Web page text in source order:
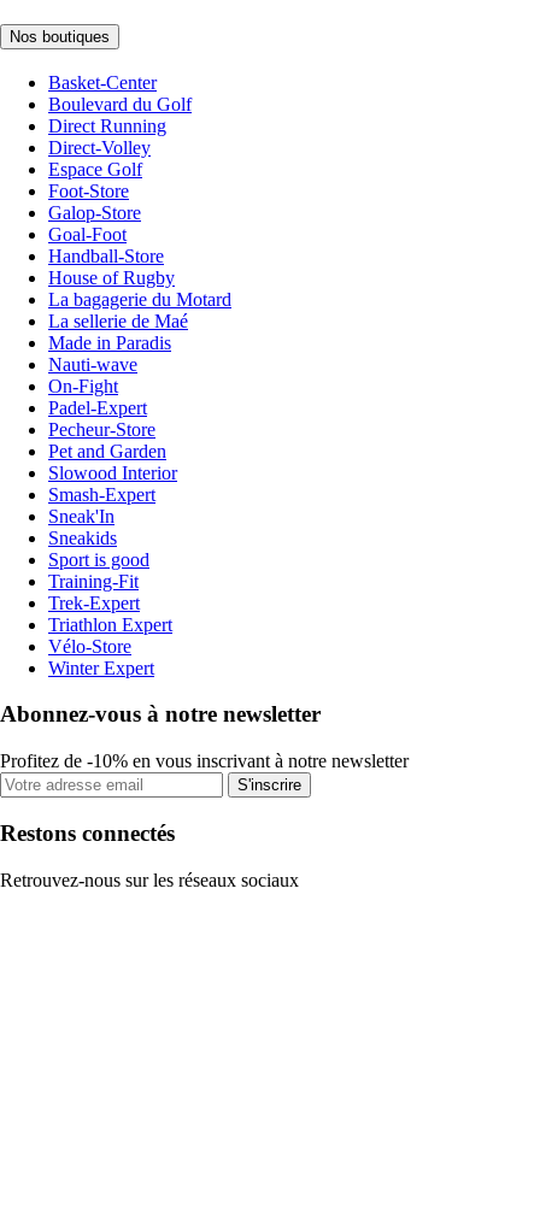
Nos boutiques
Basket-Center
Boulevard du Golf
Direct Running
Direct-Volley
Espace Golf
Foot-Store
Galop-Store
Goal-Foot
Handball-Store
House of Rugby
La bagagerie du Motard
La sellerie de Maé
Made in Paradis
Nauti-wave
On-Fight
Padel-Expert
Pecheur-Store
Pet and Garden
Slowood Interior
Smash-Expert
Sneak'In
Sneakids
Sport is good
Training-Fit
Trek-Expert
Triathlon Expert
Vélo-Store
Winter Expert
Abonnez-vous à notre newsletter
Profitez de -10% en vous inscrivant à notre newsletter
S'inscrire
Restons connectés
Retrouvez-nous sur les réseaux sociaux